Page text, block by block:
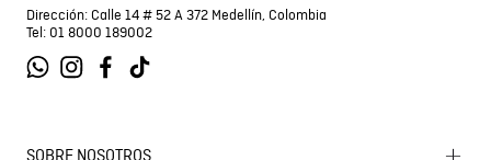
Dirección: Calle 14 # 52 A 372 Medellín, Colombia
Tel: 01 8000 189002